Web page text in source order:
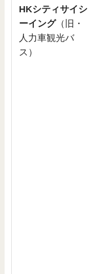
HKシティサイシ
ーイング（旧・
人力車観光バ
ス）